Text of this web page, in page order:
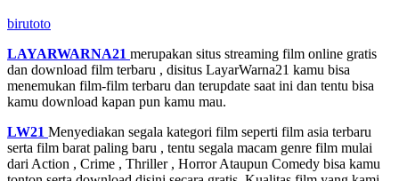
birutoto
LAYARWARNA21 merupakan situs streaming film online gratis
dan download film terbaru , disitus LayarWarna21 kamu bisa
menemukan film-film terbaru dan terupdate saat ini dan tentu bisa
kamu download kapan pun kamu mau.
LW21 Menyediakan segala kategori film seperti film asia terbaru
serta film barat paling baru , tentu segala macam genre film mulai
dari Action , Crime , Thriller , Horror Ataupun Comedy bisa kamu